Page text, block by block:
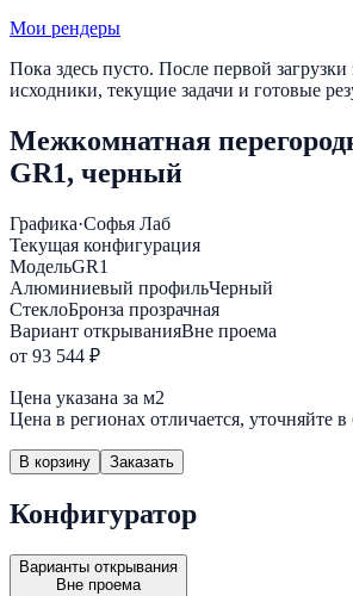
Мои рендеры
Пока здесь пусто. После первой загрузки
исходники, текущие задачи и готовые
Межкомнатная
GR1, черный
Графика·Софья Лаб
Текущая конфигурация
МодельGR1
Алюминиевый профильЧерный
СтеклоБронза прозрачная
Вариант открыванияВне проема
от 93 544 ₽
Цена указана за м2
Цена в регионах отличается, уточняйте
В корзину Заказать
Конфигуратор
Варианты открывания
Вне проема